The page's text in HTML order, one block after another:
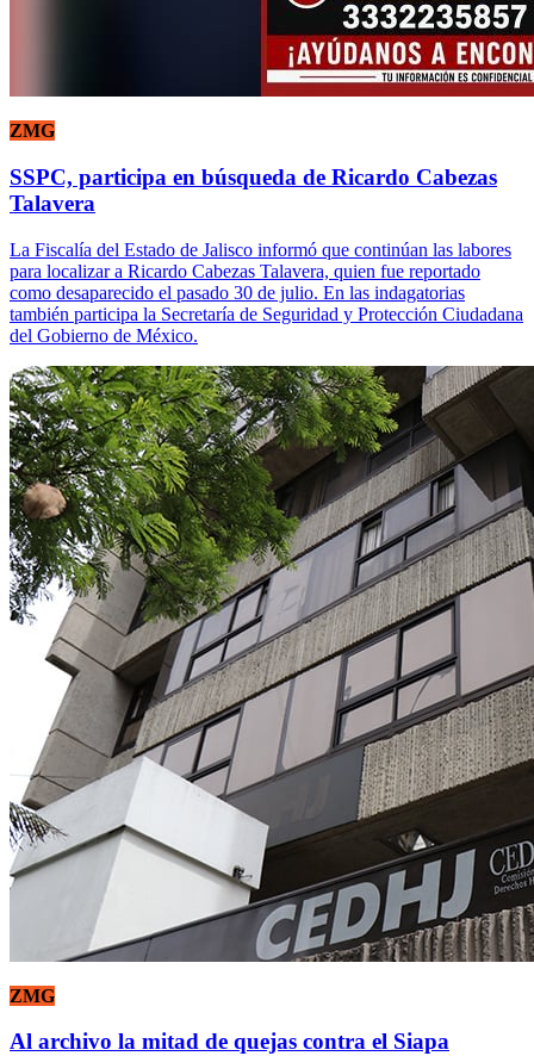
ZMG
SSPC, participa en búsqueda de Ricardo Cabezas
Talavera
La Fiscalía del Estado de Jalisco informó que continúan las labores
para localizar a Ricardo Cabezas Talavera, quien fue reportado
como desaparecido el pasado 30 de julio. En las indagatorias
también participa la Secretaría de Seguridad y Protección Ciudadana
del Gobierno de México.
ZMG
Al archivo la mitad de quejas contra el Siapa